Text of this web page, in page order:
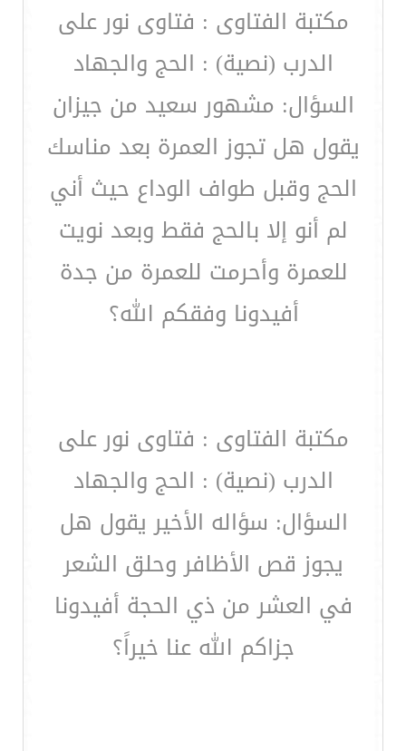
مكتبة الفتاوى : فتاوى نور على
الدرب (نصية) : الحج والجهاد
السؤال: مشهور سعيد من جيزان
يقول هل تجوز العمرة بعد مناسك
الحج وقبل طواف الوداع حيث أني
لم أنو إلا بالحج فقط وبعد نويت
للعمرة وأحرمت للعمرة من جدة
أفيدونا وفقكم الله؟
مكتبة الفتاوى : فتاوى نور على
الدرب (نصية) : الحج والجهاد
السؤال: سؤاله الأخير يقول هل
يجوز قص الأظافر وحلق الشعر
في العشر من ذي الحجة أفيدونا
جزاكم الله عنا خيراً؟